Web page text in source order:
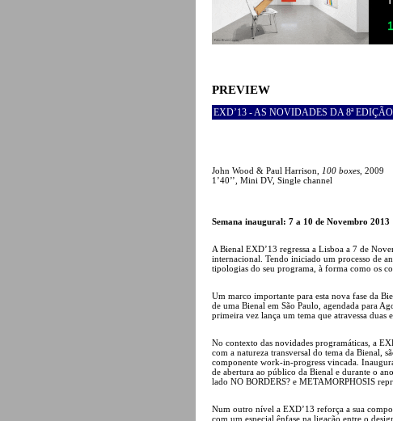
PREVIEW
EXD’13 - AS NOVIDADES DA 8ª EDIÇÃO
John Wood & Paul Harrison, 100 boxes , 2009
1’40’’, Mini DV, Single channel
Semana inaugural: 7 a 10 de Novembro 2013
A Bienal EXD’13 regressa a Lisboa a 7 de
internacional. Tendo iniciado um processo de
tipologias do seu programa, à forma como os
Um marco importante para esta nova fase da
de uma Bienal em São Paulo, agendada para
primeira vez lança um tema que atravessa duas
No contexto das novidades programáticas, a
com a natureza transversal do tema da Bienal,
componente work-in-progress vincada.
de abertura ao público da Bienal e durante o
lado NO BORDERS? e METAMORPHOSIS
Num outro nível a EXD’13 reforça a sua
com um especial ênfase na ligação entre o